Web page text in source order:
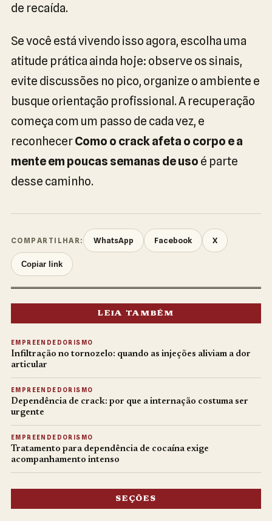
de recaída.
Se você está vivendo isso agora, escolha uma
atitude prática ainda hoje: observe os sinais,
evite discussões no pico, organize o ambiente e
busque orientação profissional. A recuperação
começa com um passo de cada vez, e
reconhecerComo o crack afeta o corpo e a
mente em poucas semanas de uso é parte
desse caminho.
COMPARTILHAR: WhatsApp Facebook X
Copiar link
LEIA TAMBÉM
EMPREENDEDORISMO
Infiltração no tornozelo: quando as injeções aliviam a dor
articular
EMPREENDEDORISMO
Dependência de crack: por que a internação costuma ser
urgente
EMPREENDEDORISMO
Tratamento para dependência de cocaína exige
acompanhamento intenso
SEÇÕES